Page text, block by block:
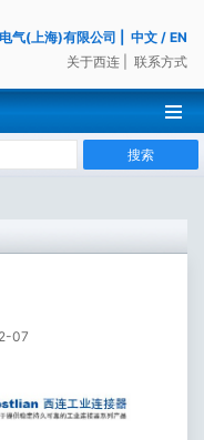
气(上海)有限公司 中文 / EN
关于西连
联系方式
搜索
07